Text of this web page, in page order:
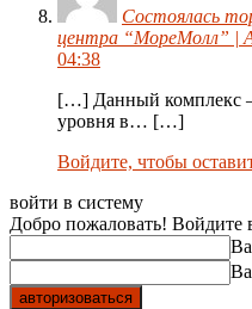
Состоялась
центра “МореМолл” |
04:38
[…] Данный комплекс –
уровня в… […]
Войдите, чтобы
войти в систему
Добро пожаловать! Войдите